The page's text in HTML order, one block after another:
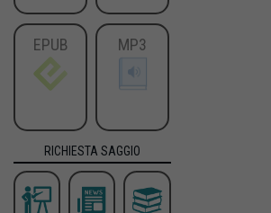
EPUB MP3
RICHIESTA SAGGIO